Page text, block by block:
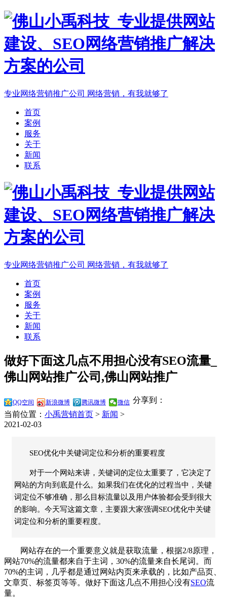
专业网络营销推广公司 网络营销，有我就够了
首页
案例
服务
关于
新闻
联系
专业网络营销推广公司 网络营销，有我就够了
首页
案例
服务
关于
新闻
联系
做好下面这几点不用担心没有SEO流量_
佛山网站推广公司,佛山网站推广
分享到：
QQ空间 新浪微博 腾讯微博 微信
当前位置： 小禹营销首页 > 新闻 >
2021-02-03
SEO优化中关键词定位和分析的重要程度
对于一个网站来讲，关键词的定位太重要了，它决定了
网站的方向到底是什么。如果我们在优化的过程当中，关键
词定位不够准确，那么目标流量以及用户体验都会受到很大
的影响。今天写这篇文章，主要跟大家强调SEO优化中关键
词定位和分析的重要程度。
网站存在的一个重要意义就是获取流量，根据2/8原理，
网站70%的流量都来自于主词，30%的流量来自长尾词。而
70%的主词，几乎都是通过网站内页来承载的，比如产品页、
文章页、标签页等等。做好下面这几点不用担心没有SEO流
量。